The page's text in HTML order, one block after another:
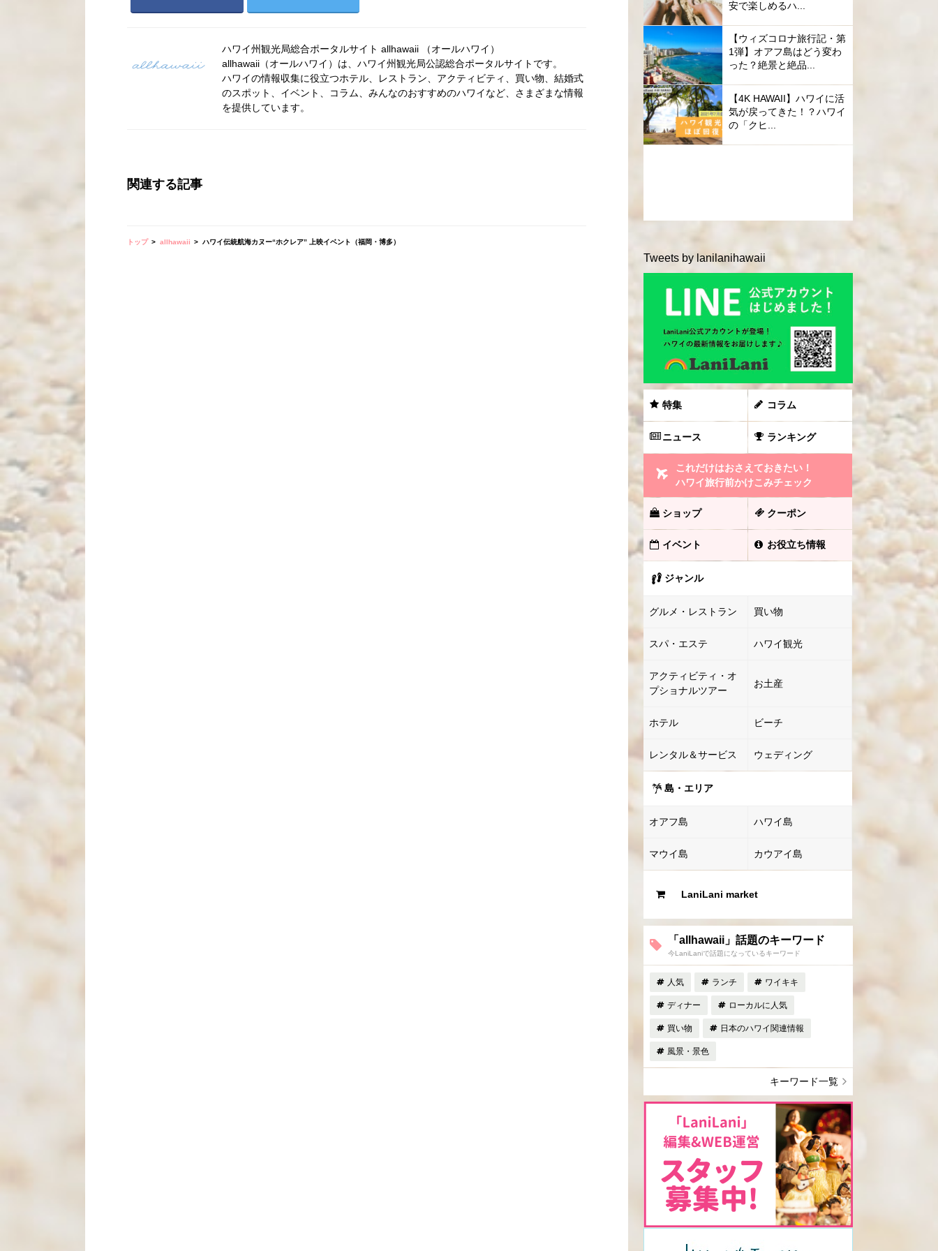
ハワイ州観光局総合ポータルサイト allhawaii （オールハワイ）
allhawaii（オールハワイ）は、ハワイ州観光局公認総合ポータルサイトです。
ハワイの情報収集に役立つホテル、レストラン、アクティビティ、買い物、結婚式
のスポット、イベント、コラム、みんなのおすすめのハワイなど、さまざまな情報
を提供しています。
関連する記事
トップ allhawaii ハワイ伝統航海カヌー“ホクレア” 上映イベント（福岡・博多）
安で楽しめるハ...
【ウィズコロナ旅行記・第
1弾】オアフ島はどう変わ
った？絶景と絶品...
【4K HAWAII】ハワイに活
気が戻ってきた！？ハワイ
の「クヒ...
Tweets by lanilanihawaii
特集 コラム
ニュース ランキング
これだけはおさえておきたい！
ハワイ旅行前かけこみチェック
ショップ クーポン
イベント お役立ち情報
ジャンル
グルメ・レストラン 買い物
スパ・エステ ハワイ観光
アクティビティ・オ
プショナルツアー
お土産
ホテル ビーチ
レンタル＆サービス ウェディング
島・エリア
オアフ島 ハワイ島
マウイ島 カウアイ島
LaniLani market
「allhawaii」話題のキーワード
今LaniLaniで話題になっているキーワード
人気 ランチ ワイキキ
ディナー ローカルに人気
買い物 日本のハワイ関連情報
風景・景色
キーワード一覧